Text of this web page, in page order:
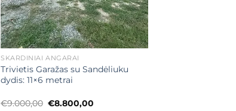
SKARDINIAI ANGARAI
Trivietis Garažas su Sandėliuku
dydis: 11×6 metrai
€9.000,00 Original
€8.800,00